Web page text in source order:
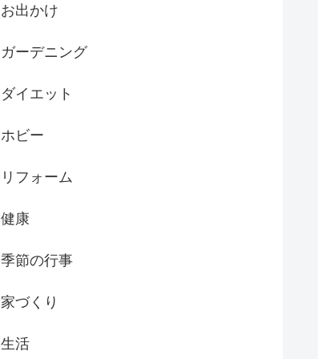
お出かけ
ガーデニング
ダイエット
ホビー
リフォーム
健康
季節の行事
家づくり
生活